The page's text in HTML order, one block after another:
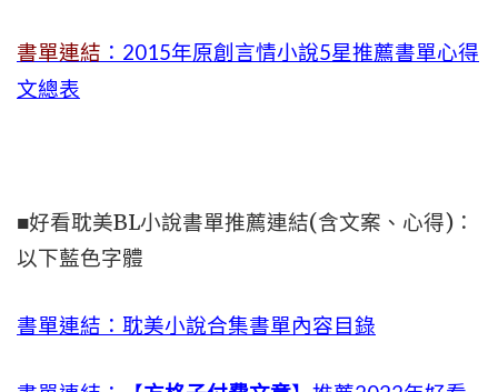
書單連結 ：2015年原創言情小說5星推薦書單心得
文總表
■好看耽美BL小說書單推薦連結(含文案、心得)：
以下藍色字體
書單連結：耽美小說合集書單內容目錄